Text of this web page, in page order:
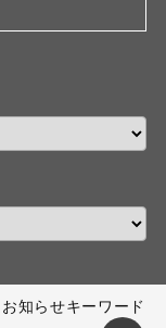
お知らせキーワード